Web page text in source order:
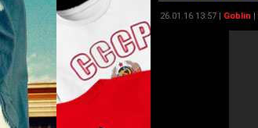
26.01.16 13:57 | Goblin |